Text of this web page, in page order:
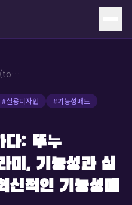
웹툰
일상에 예술을 더하다: 뚜누(tounou) 아트라미, 기능성과 심미성을 모두 잡은 혁신적인 기능성매트
#실용디자인 #기능성매트
다: 뚜누
, 기능성과 심
신적인 기능성매